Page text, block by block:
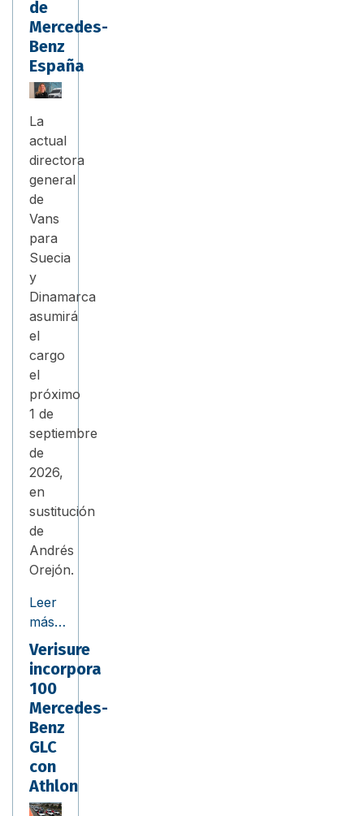
de
Mercedes-
Benz
España
La
actual
directora
general
de
Vans
para
Suecia
y
Dinamarca
asumirá
el
cargo
el
próximo
1 de
septiembre
de
2026,
en
sustitución
de
Andrés
Orejón.
Leer
más…
Verisure
incorpora
100
Mercedes-
Benz
GLC
con
Athlon